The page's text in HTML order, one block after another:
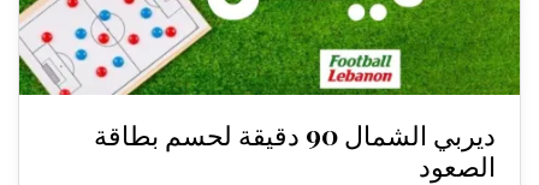
ديربي الشمال 90 دقيقة لحسم بطاقة
الصعود